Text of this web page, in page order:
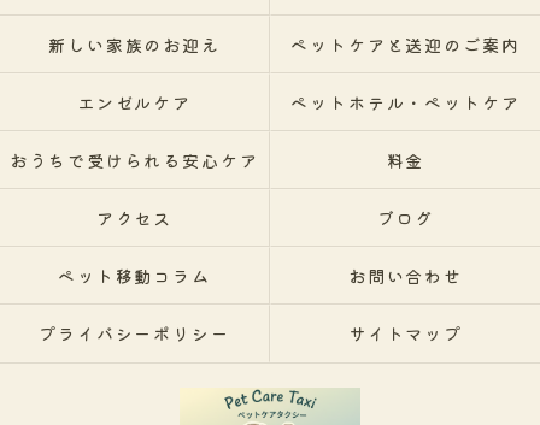
新しい家族のお迎え ペットケアと送迎のご案内
エンゼルケア ペットホテル・ペットケア
おうちで受けられる安心ケア 料金
アクセス ブログ
ペット移動コラム お問い合わせ
プライバシーポリシー サイトマップ